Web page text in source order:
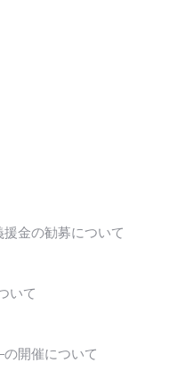
援金の勧募について
いて
開催について